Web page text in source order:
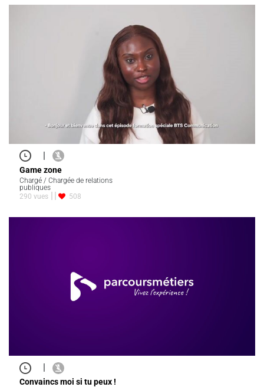
|
Game zone
Chargé / Chargée de relations
publiques
290 vues
508
|
Convaincs moi si tu peux !